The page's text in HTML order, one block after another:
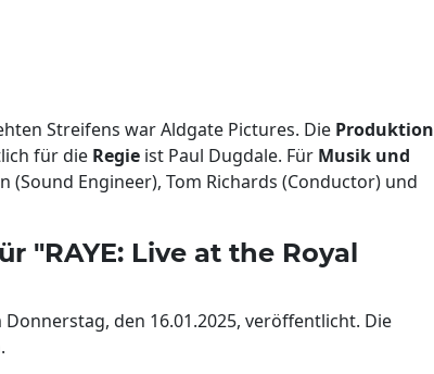
Streifens war Aldgate Pictures. Die Produktion
für die Regie ist Paul Dugdale. Für Musik und
(Sound Engineer), Tom Richards (Conductor) und
"RAYE: Live at the Royal
Donnerstag, den 16.01.2025, veröffentlicht. Die